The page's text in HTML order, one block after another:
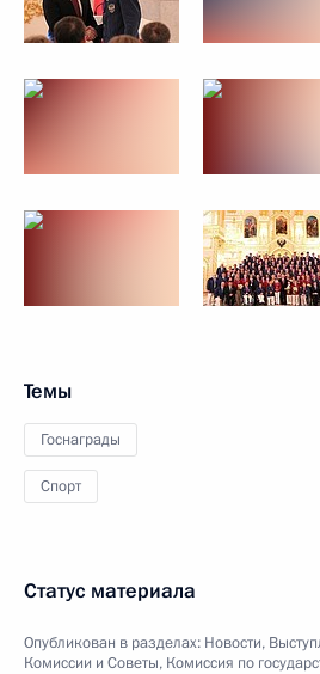
Темы
Госнаграды
Спорт
Статус материала
Опубликован в разделах: Новости,
Комиссии и Советы, Комиссия по